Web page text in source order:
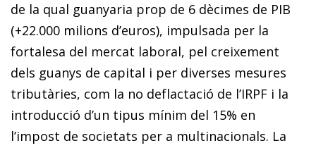
de la qual guanyaria prop de 6 dè­cimes de PIB
(+22.000 milions d’euros), impulsada per la
fortalesa del mercat laboral, pel creixement
dels guanys de capital i per diverses mesures
tributàries, com la no deflactació de l’IRPF i la
introducció d’un tipus mínim del 15% en
l’impost de societats per a multinacionals. La